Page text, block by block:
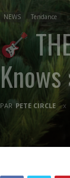
NEWS Tendance
PAR PETE CIRCLE